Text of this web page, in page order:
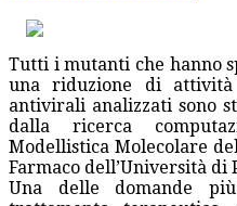
Tutti i mutanti che hanno
una riduzione di
antivirali analizzati sono
dalla ricerca
Modellistica Molecolare
Farmaco dell’Università di
Una delle domande